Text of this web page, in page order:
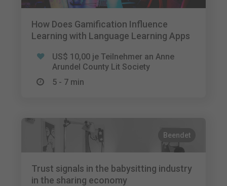
How Does Gamification Influence
Learning with Language Learning Apps
US$ 10,00 je Teilnehmer an Anne
Arundel County Lit Society
5 - 7 min
Beendet
Trust signals in the babysitting industry
in the sharing economy